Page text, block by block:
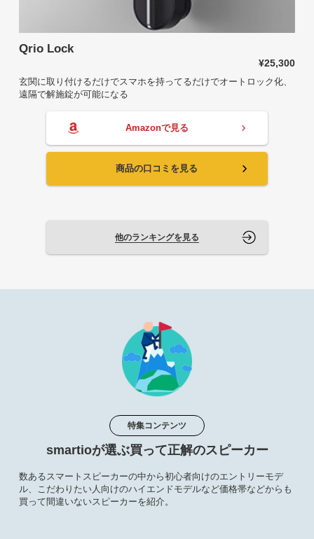
Qrio Lock
¥25,300
玄関に取り付けるだけでスマホを持ってるだけでオートロック化、
遠隔で解施錠が可能になる
Amazonで見る
商品の口コミを見る
他のランキングを見る
特集コンテンツ
smartioが選ぶ買って正解のスピーカー
数あるスマートスピーカーの中から初心者向けのエントリーモデ
ル、こだわりたい人向けのハイエンドモデルなど価格帯などからも
買って間違いないスピーカーを紹介。